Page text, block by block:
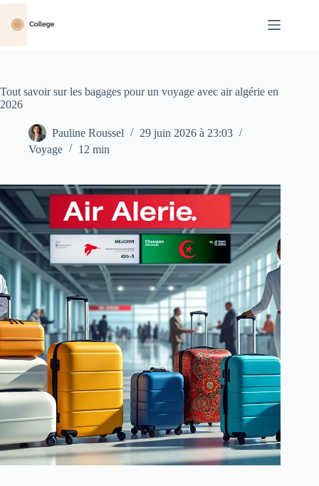
Passer
contenu
Tout savoir sur les bagages pour un voyage avec air algérie en
2026
Pauline Roussel
29 juin 2026 à 23:03
Voyage
12 min